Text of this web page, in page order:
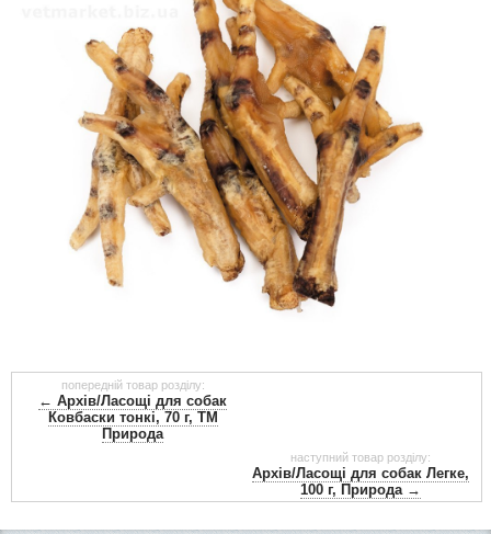
попередній товар розділу:
← Архів/Ласощі для собак
Ковбаски тонкі, 70 г, ТМ
Природа
наступний товар розділу:
Архів/Ласощі для собак Легке,
100 г, Природа →